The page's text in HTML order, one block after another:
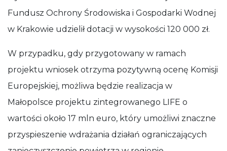
Fundusz Ochrony Środowiska i Gospodarki Wodnej
w Krakowie udzielił dotacji w wysokości 120 000 zł.
W przypadku, gdy przygotowany w ramach
projektu wniosek otrzyma pozytywną ocenę Komisji
Europejskiej, możliwa będzie realizacja w
Małopolsce projektu zintegrowanego LIFE o
wartości około 17 mln euro, który umożliwi znaczne
przyspieszenie wdrażania działań ograniczających